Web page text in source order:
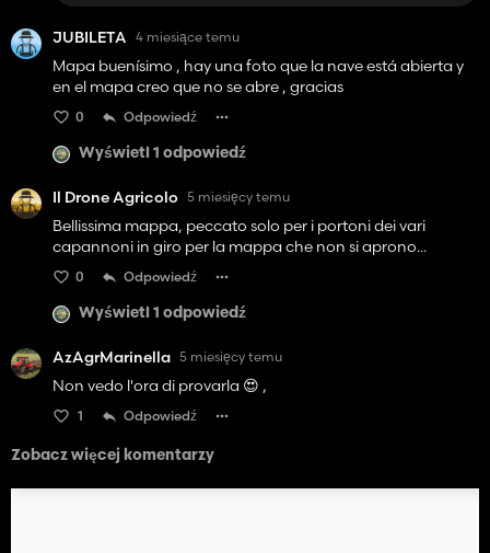
JUBILETA 4 miesiące temu
Mapa buenísimo , hay una foto que la nave está abierta y
en el mapa creo que no se abre , gracias
0 Odpowiedź
Wyświetl 1 odpowiedź
Il Drone Agricolo 5 miesięcy temu
Bellissima mappa, peccato solo per i portoni dei vari
capannoni in giro per la mappa che non si aprono...
0 Odpowiedź
Wyświetl 1 odpowiedź
AzAgrMarinella 5 miesięcy temu
Non vedo l'ora di provarla 😍 ,
1 Odpowiedź
Zobacz więcej komentarzy